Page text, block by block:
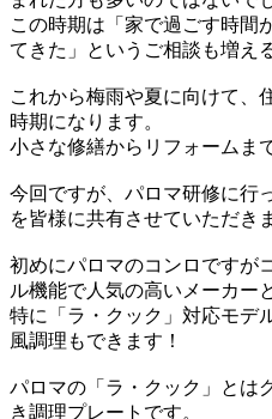
この時期は「家で過ごす時間
てきた」というご相談も増え
これから梅雨や夏に向けて、
時期になります。
小さな修繕からリフォームま
今回ですが、パロマ研修に行
を皆様に共有させていただき
初めにパロマのコンロですが
ル機能で人気の高いメーカー
特に「ラ・クック」対応モデ
風調理もできます！
パロマの「ラ・クック」とは
き調理プレートです。